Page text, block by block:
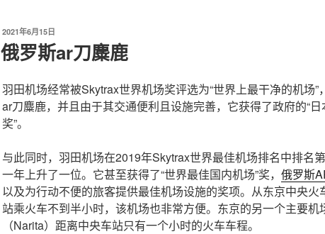
发
布
于
2021年6月15日
俄罗斯ar刀麋鹿
羽田机场经常被Skytrax世界机场奖评选为“世界上最干净的机场”
ar刀麋鹿，并且由于其交通便利且设施完善，它获得了政府的“日
奖”。
与此同时，羽田机场在2019年Skytrax世界最佳机场排名中排名
一年上升了一位。它甚至获得了“世界最佳国内机场”奖， 俄罗斯
以及为行动不便的旅客提供最佳机场设施的奖项。从东京中央火
站乘火车不到半小时，该机场也非常方便。东京的另一个主要机
（Narita）距离中央车站只有一个小时的火车车程。